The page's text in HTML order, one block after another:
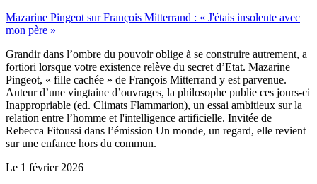
Mazarine Pingeot sur François Mitterrand : « J'étais insolente avec
mon père »
Grandir dans l’ombre du pouvoir oblige à se construire autrement, a
fortiori lorsque votre existence relève du secret d’Etat. Mazarine
Pingeot, « fille cachée » de François Mitterrand y est parvenue.
Auteur d’une vingtaine d’ouvrages, la philosophe publie ces jours-ci
Inappropriable (ed. Climats Flammarion), un essai ambitieux sur la
relation entre l’homme et l'intelligence artificielle. Invitée de
Rebecca Fitoussi dans l’émission Un monde, un regard, elle revient
sur une enfance hors du commun.
Le 1 février 2026